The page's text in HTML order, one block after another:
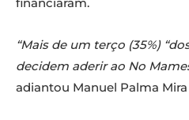
“Mais de um terço (35%)
decidem aderir ao No
adiantou Manuel Palma Mira